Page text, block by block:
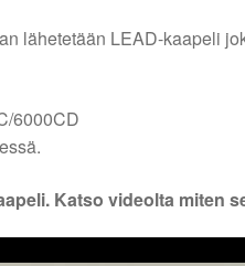
lähetetään LEAD-kaapeli
6000CD
Katso videolta miten